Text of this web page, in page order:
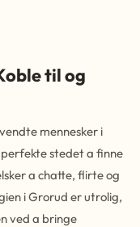
til og
mennesker i
stedet a finne
a chatte, flirte og
i Grorud er utrolig,
ved a bringe